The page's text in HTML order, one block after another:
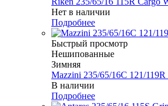
Нет в наличии
Подробнее
Быстрый просмотр
Нешипованные
Зимняя
Mazzini 235/65/16C 121/
В наличии
Подробнее